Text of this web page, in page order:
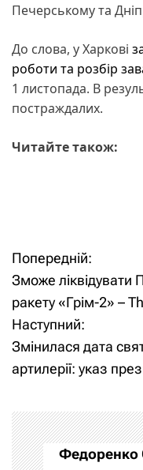
Печерському та
До слова, у Харкові
роботи та розбір
1 листопада. В
постраждалих.
Читайте також:
Н
а
в
і
а
Попередній:
Зможе ліквідувати
ракету «Грім-2» –
Наступний:
Змінилася дата
артилерії: указ
Федоренко